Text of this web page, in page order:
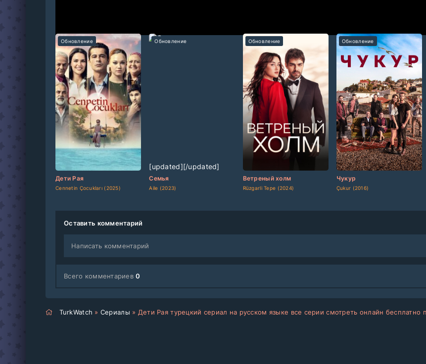
Дети Рая
Cennetin Çocukları (2025)
[updated]
Обновление
[/updated]
Семья
Aile (2023)
[updated]
Обновление
[/updated]
Ветреный холм
Rüzgarli Tepe (2024)
Обновление
Чукур
Çukur (2016)
[updated]
Обновление
[/updated]
Оставить комментарий
Написать комментарий
Всего комментариев0
TurkWatch » Сериалы » Дети Рая турецкий сериал на русском языке все серии смотреть онлайн бесплатно